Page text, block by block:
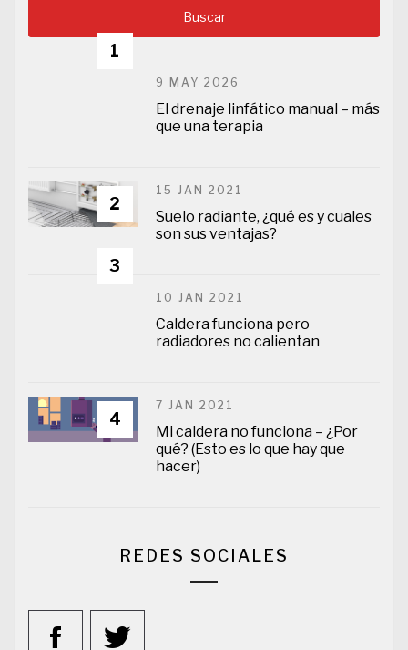
1
9 MAY 2026
El drenaje linfático manual – más
que una terapia
2
15 JAN 2021
Suelo radiante, ¿qué es y cuales
son sus ventajas?
3
10 JAN 2021
Caldera funciona pero
radiadores no calientan
4
7 JAN 2021
Mi caldera no funciona – ¿Por
qué? (Esto es lo que hay que
hacer)
REDES SOCIALES